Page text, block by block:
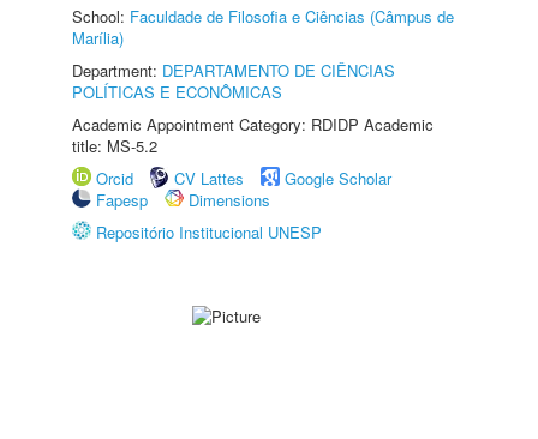
School: Faculdade de Filosofia e Ciências (Câmpus de
Marília)
Department: DEPARTAMENTO DE CIÊNCIAS
POLÍTICAS E ECONÔMICAS
Academic Appointment Category: RDIDP Academic
title: MS-5.2
Orcid
CV Lattes
Google Scholar
Fapesp
Dimensions
Repositório Institucional UNESP